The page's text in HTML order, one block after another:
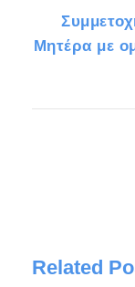
Μητέρα με
Related